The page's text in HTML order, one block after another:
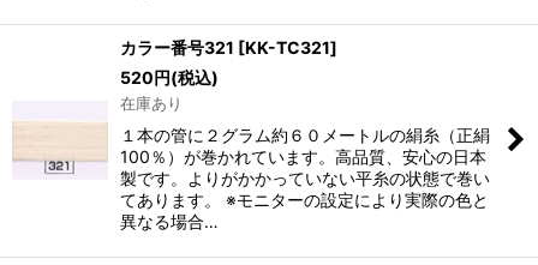
カラー番号321 [KK-TC321]
520円(税込)
在庫あり
１本の管に２グラム約６０メートルの絹糸（正絹
100％）が巻かれています。高品質、安心の日本
製です。よりがかかっていない平糸の状態で巻い
てあります。 ※モニターの設定により実際の色と
異なる場合…